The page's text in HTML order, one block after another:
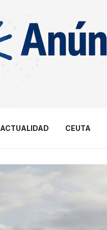
ACTUALIDAD CEUTA